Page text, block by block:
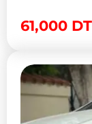
61,000 DT